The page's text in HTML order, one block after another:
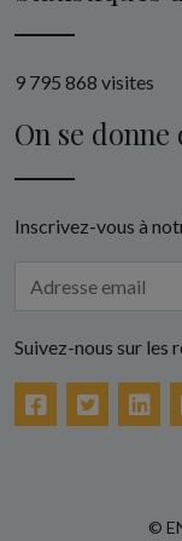
9 795 868 visites
On se donne
Inscrivez-vous à
Suivez-nous sur les
FacebookTwitter
©